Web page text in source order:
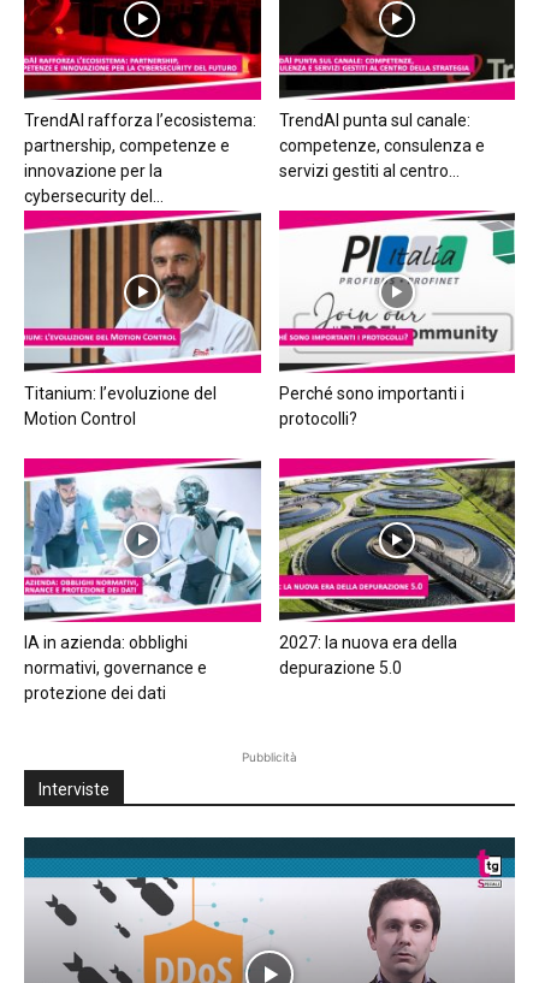
TrendAI rafforza l’ecosistema:
partnership, competenze e
innovazione per la
cybersecurity del...
TrendAI punta sul canale:
competenze, consulenza e
servizi gestiti al centro...
Titanium: l’evoluzione del
Motion Control
Perché sono importanti i
protocolli?
IA in azienda: obblighi
normativi, governance e
protezione dei dati
2027: la nuova era della
depurazione 5.0
Pubblicità
Interviste